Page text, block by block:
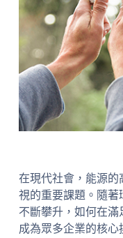
在現代社會，能源的
視的重要課題。隨著
不斷攀升，如何在
成為眾多企業的核心